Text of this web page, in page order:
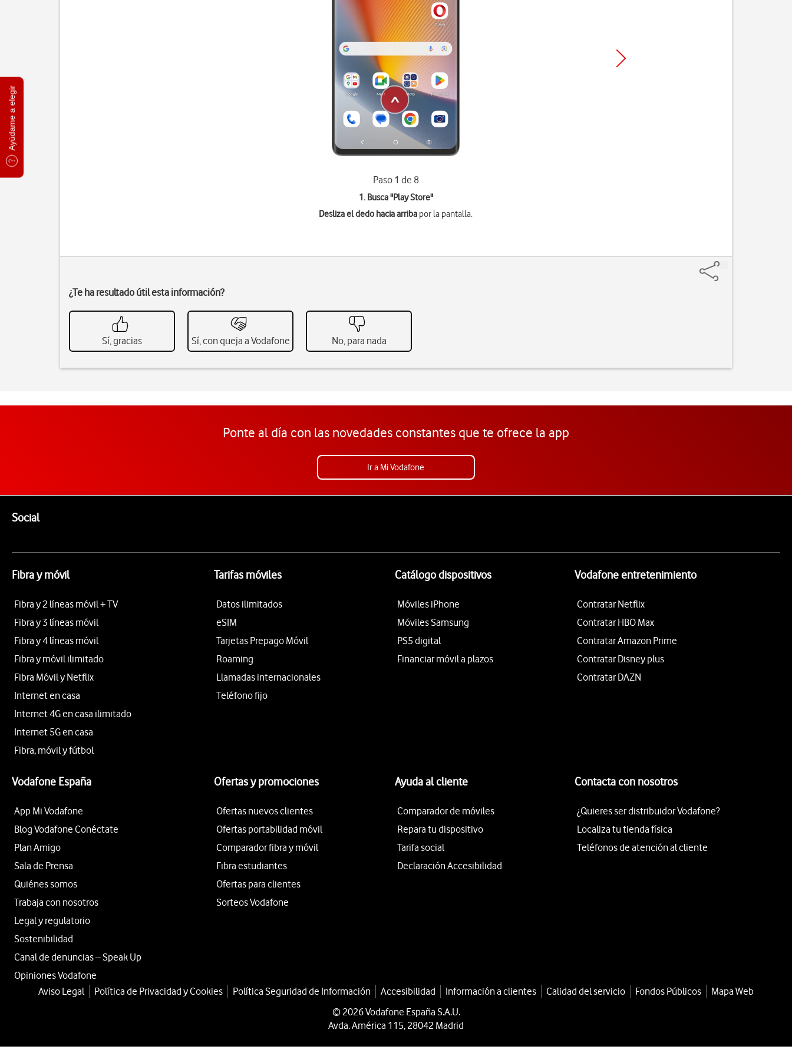
Ayúdame a elegir
Paso 1 de 8
1. Busca "Play Store"
Desliza el dedo hacia arriba por la pantalla.
¿Te ha resultado útil esta información?
Sí, gracias Sí, con queja a Vodafone No, para nada
Ponte al día con las novedades constantes que te ofrece la app
Ir a Mi Vodafone
SocialEnlaces a las redes sociales de Vodafone
Fibra y móvil
Fibra y 2 líneas móvil + TV
Fibra y 3 líneas móvil
Fibra y 4 líneas móvil
Fibra y móvil ilimitado
Fibra Móvil y Netflix
Internet en casa
Internet 4G en casa ilimitado
Internet 5G en casa
Fibra, móvil y fútbol
Tarifas móviles
Datos ilimitados
eSIM
Tarjetas Prepago Móvil
Roaming
Llamadas internacionales
Teléfono fijo
Catálogo dispositivos
Móviles iPhone
Móviles Samsung
PS5 digital
Financiar móvil a plazos
Vodafone entretenimiento
Contratar Netflix
Contratar HBO Max
Contratar Amazon Prime
Contratar Disney plus
Contratar DAZN
Vodafone España
App Mi Vodafone
Blog Vodafone Conéctate
Plan Amigo
Sala de Prensa
Quiénes somos
Trabaja con nosotros
Legal y regulatorio
Sostenibilidad
Canal de denuncias – Speak Up
Opiniones Vodafone
Ofertas y promociones
Ofertas nuevos clientes
Ofertas portabilidad móvil
Comparador fibra y móvil
Fibra estudiantes
Ofertas para clientes
Sorteos Vodafone
Ayuda al cliente
Comparador de móviles
Repara tu dispositivo
Tarifa social
Declaración Accesibilidad
Contacta con nosotros
¿Quieres ser distribuidor Vodafone?
Localiza tu tienda física
Teléfonos de atención al cliente
Aviso Legal Política de Privacidad y Cookies Política Seguridad de Información Accesibilidad Información a clientes Calidad del servicio Fondos Públicos
Mapa Web
© 2026 Vodafone España S.A.U.
Avda. América 115, 28042 Madrid